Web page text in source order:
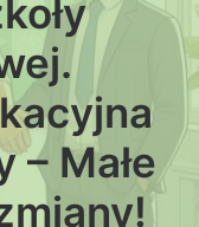
– Małe